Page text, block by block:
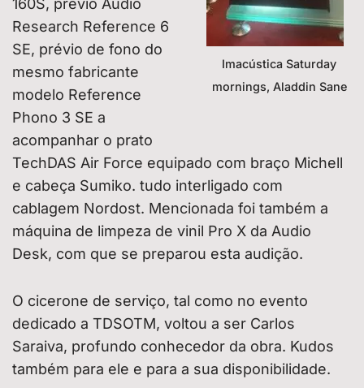
Imacústica Saturday
mornings, Aladdin Sane
160S, prévio Audio
Research Reference 6
SE, prévio de fono do
mesmo fabricante
modelo Reference
Phono 3 SE a
acompanhar o prato
TechDAS Air Force equipado com braço Michell
e cabeça Sumiko. tudo interligado com
cablagem Nordost. Mencionada foi também a
máquina de limpeza de vinil Pro X da Audio
Desk, com que se preparou esta audição.
O cicerone de serviço, tal como no evento
dedicado a TDSOTM, voltou a ser Carlos
Saraiva, profundo conhecedor da obra. Kudos
também para ele e para a sua disponibilidade.